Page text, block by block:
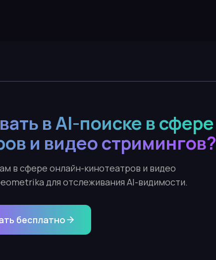
в AI-поиске в сфере
и видео стримингов?
в сфере онлайн-кинотеатров и видео
для отслеживания AI-видимости.
бесплатно